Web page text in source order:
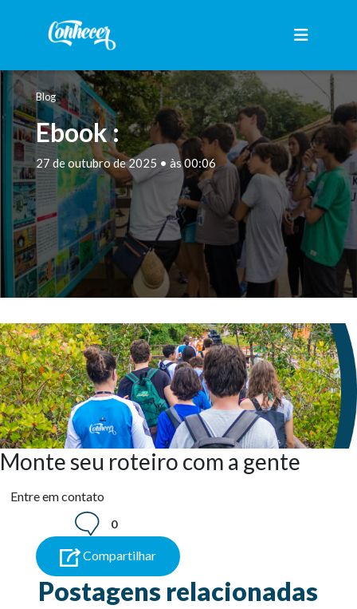
Blog
Ebook :
27 de outubro de 2025 • às 00:06
Monte seu roteiro com a gente
Entre em contato
0
Compartilhar
Postagens relacionadas